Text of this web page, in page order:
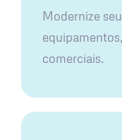
Modernize
comerciais.